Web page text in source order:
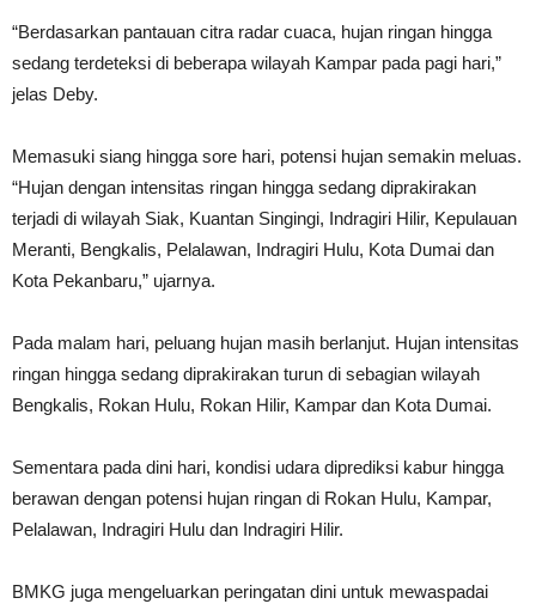
“Berdasarkan pantauan citra radar cuaca, hujan ringan hingga
sedang terdeteksi di beberapa wilayah Kampar pada pagi hari,”
jelas Deby.
Memasuki siang hingga sore hari, potensi hujan semakin meluas.
“Hujan dengan intensitas ringan hingga sedang diprakirakan
terjadi di wilayah Siak, Kuantan Singingi, Indragiri Hilir, Kepulauan
Meranti, Bengkalis, Pelalawan, Indragiri Hulu, Kota Dumai dan
Kota Pekanbaru,” ujarnya.
Pada malam hari, peluang hujan masih berlanjut. Hujan intensitas
ringan hingga sedang diprakirakan turun di sebagian wilayah
Bengkalis, Rokan Hulu, Rokan Hilir, Kampar dan Kota Dumai.
Sementara pada dini hari, kondisi udara diprediksi kabur hingga
berawan dengan potensi hujan ringan di Rokan Hulu, Kampar,
Pelalawan, Indragiri Hulu dan Indragiri Hilir.
BMKG juga mengeluarkan peringatan dini untuk mewaspadai